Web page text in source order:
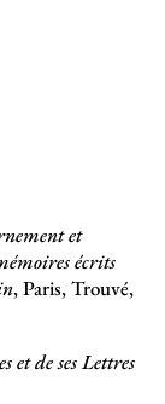
et
écrits
, Paris, Trouvé,
et de ses Lettres